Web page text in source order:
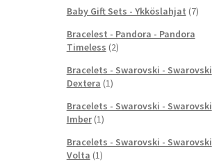
Baby Gift Sets - Ykköslahjat (7)
Bracelest - Pandora - Pandora
Timeless (2)
Bracelets - Swarovski - Swarovski
Dextera (1)
Bracelets - Swarovski - Swarovski
Imber (1)
Bracelets - Swarovski - Swarovski
Volta (1)